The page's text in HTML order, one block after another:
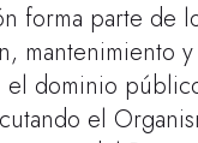
forma parte de
mantenimiento
el dominio
el